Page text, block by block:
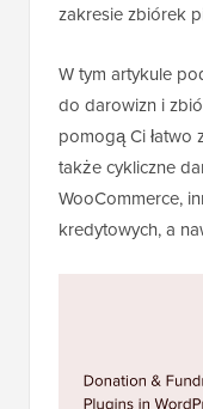
zakresie zbiórek
W tym artykule
do darowizn i
pomogą Ci łatwo
także cykliczne
WooCommerce,
kredytowych, a